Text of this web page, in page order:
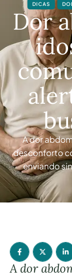
DICAS
Dor
A dor
desconforto
enviando
acontecendo
Quando
estranha”, a
A dor